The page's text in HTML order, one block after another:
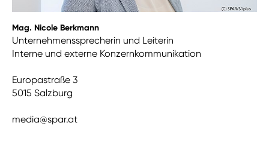
Mag. Nicole Berkmann
Unternehmenssprecherin und Leiterin
Interne und externe Konzernkommunikation
Europastraße 3
5015 Salzburg
media@spar.at